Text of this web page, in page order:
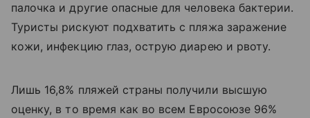
палочка и другие опасные для человека бактерии.
Туристы рискуют подхватить с пляжа заражение
кожи, инфекцию глаз, острую диарею и рвоту.
Лишь 16,8% пляжей страны получили высшую
оценку, в то время как во всем Евросоюзе 96%